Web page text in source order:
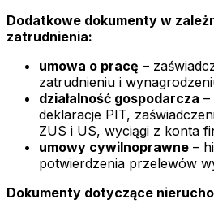
Dodatkowe dokumenty w
zatrudnienia:
umowa o pracę –
zatrudnieniu i
działalność gospodarcza –
deklaracje PIT,
ZUS i US, wyciągi z konta
umowy cywilnoprawne –
potwierdzenia przelewów
Dokumenty dotyczące